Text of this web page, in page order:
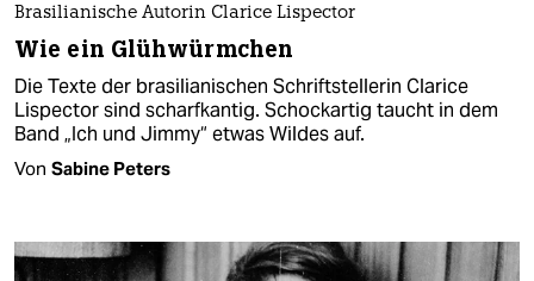
Brasilianische Autorin Clarice Lispector
Wie ein Glühwürmchen
Die Texte der brasilianischen Schriftstellerin Clarice
Lispector sind scharfkantig. Schockartig taucht in dem
Band „Ich und Jimmy“ etwas Wildes auf.
Von Sabine Peters